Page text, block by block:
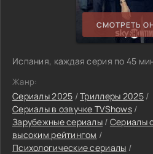
СМОТРЕТЬ
Испания, каждая серия по 45
Жанр:
Сериалы 2025 /Триллеры 2025/
Сериалы в озвучке TVShows /
Зарубежные сериалы / Сериалы с
высоким рейтингом /
Психологические сериалы /